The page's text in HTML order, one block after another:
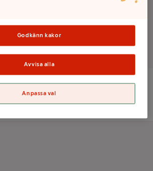
Godkänn kakor
Avvisa alla
Anpassa val